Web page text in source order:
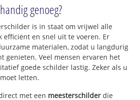
genoeg?
is in staat om vrijwel alle
efficiënt en snel uit te voeren. Er
materialen, zodat u langdurig
genieten. Veel mensen ervaren het
goede schilder lastig. Zeker als u
letten.
met een meesterschilder die